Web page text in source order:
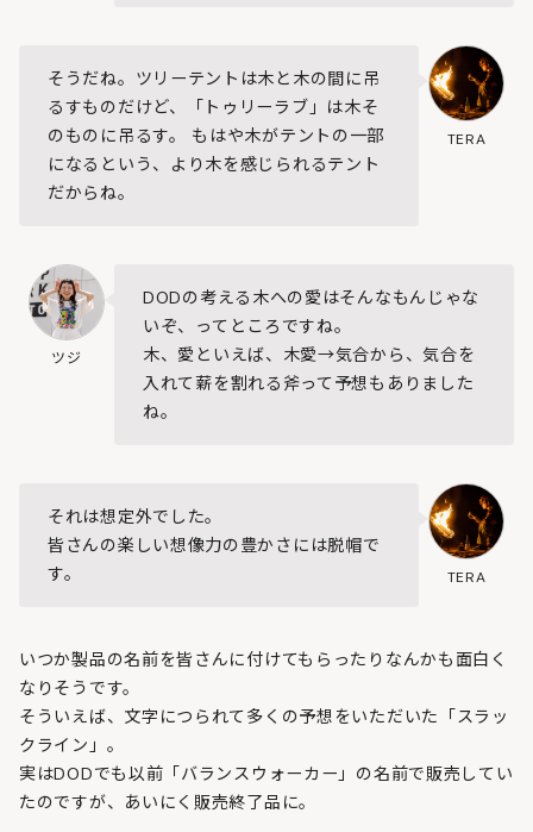
TERA
そうだね。ツリーテントは木と木の間に吊
るすものだけど、「トゥリーラブ」は木そ
のものに吊るす。 もはや木がテントの一部
になるという、より木を感じられるテント
だからね。
ツジ
DODの考える木への愛はそんなもんじゃな
いぞ、ってところですね。
木、愛といえば、木愛→気合から、気合を
入れて薪を割れる斧って予想もありました
ね。
TERA
それは想定外でした。
皆さんの楽しい想像力の豊かさには脱帽で
す。
いつか製品の名前を皆さんに付けてもらったりなんかも面白く
なりそうです。
そういえば、文字につられて多くの予想をいただいた「スラッ
クライン」。
実はDODでも以前「バランスウォーカー」の名前で販売してい
たのですが、あいにく販売終了品に。